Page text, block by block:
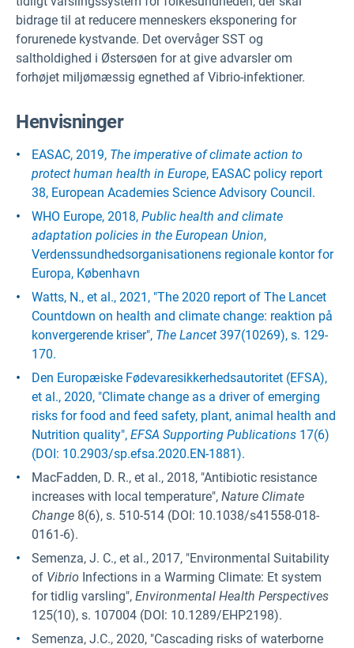
bidrage til at reducere menneskers eksponering for
forurenede kystvande. Det overvåger SST og
saltholdighed i Østersøen for at give advarsler om
forhøjet miljømæssig egnethed af Vibrio-infektioner.
Henvisninger
EASAC, 2019, The imperative of climate action to
protect human health in Europe, EASAC policy report
38, European Academies Science Advisory Council.
WHO Europe, 2018, Public health and climate
adaptation policies in the European Union,
Verdenssundhedsorganisationens regionale kontor for
Europa, København
Watts, N., et al., 2021, "The 2020 report of The Lancet
Countdown on health and climate change: reaktion på
konvergerende kriser", The Lancet 397(10269), s. 129-
170.
Den Europæiske Fødevaresikkerhedsautoritet (EFSA),
et al., 2020, "Climate change as a driver of emerging
risks for food and feed safety, plant, animal health and
Nutrition quality", EFSA Supporting Publications 17(6)
(DOI: 10.2903/sp.efsa.2020.EN-1881).
MacFadden, D. R., et al., 2018, "Antibiotic resistance
increases with local temperature", Nature Climate
Change 8(6), s. 510-514 (DOI: 10.1038/s41558-018-
0161-6).
Semenza, J. C., et al., 2017, "Environmental Suitability
of Vibrio Infections in a Warming Climate: Et system
for tidlig varsling", Environmental Health Perspectives
125(10), s. 107004 (DOI: 10.1289/EHP2198).
Semenza, J.C., 2020, "Cascading risks of waterborne